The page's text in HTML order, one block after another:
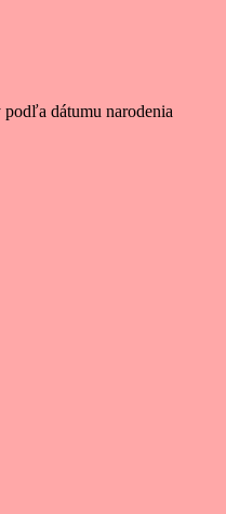
dátumu narodenia